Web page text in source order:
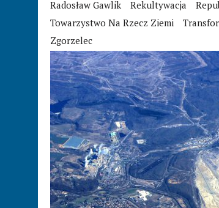
Radosław Gawlik
Rekultywacja
Towarzystwo Na Rzecz Ziemi
Zgorzelec